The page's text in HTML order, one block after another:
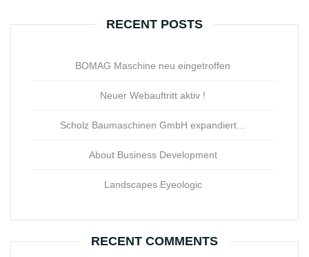
RECENT POSTS
BOMAG Maschine neu eingetroffen
Neuer Webauftritt aktiv !
Scholz Baumaschinen GmbH expandiert…
About Business Development
Landscapes Eyeologic
RECENT COMMENTS